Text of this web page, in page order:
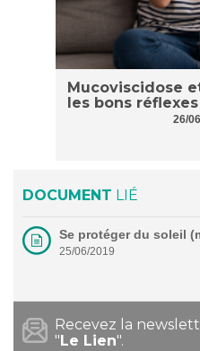
Mucoviscidose
les bons
26/
DOCUMENT LIÉ
Se protéger du soleil
25/06/2019
Recevez la
" Le Lien".